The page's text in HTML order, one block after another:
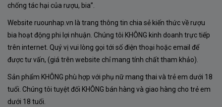
Monpezat
Rượu VangChateau Leret Monpezatsở hữu sắc đỏ
ruby ánh tím huyền bí, một gam màu biểu trưng cho sự
sang trọng, quyền lực và quyến rũ. Ngay từ cái nhìn đầu
tiên, sắc rượu đã gợi lên cảm giác sâu lắng và tinh tế,
như một lời mời gọi bước vào thế giới của hương vị cổ
điển và đậm đà.
chống tác hại của rượu, bia”.
Website ruounhap.vn là trang thông tin chia sẻ kiến thức về rượu
bia hoạt động phi lợi nhuận. Chúng tôi KHÔNG kinh doanh trực tiếp
trên internet. Quý vị vui lòng gọi tới số điện thoại hoặc email để
được tư vấn, (giá trên website chỉ mang tính chất tham khảo).
Sản phẩm KHÔNG phù hợp với phụ nữ mang thai và trẻ em dưới 18
tuổi. Chúng tôi tuyệt đối KHÔNG bán hàng và giao hàng cho trẻ em
dưới 18 tuổi.